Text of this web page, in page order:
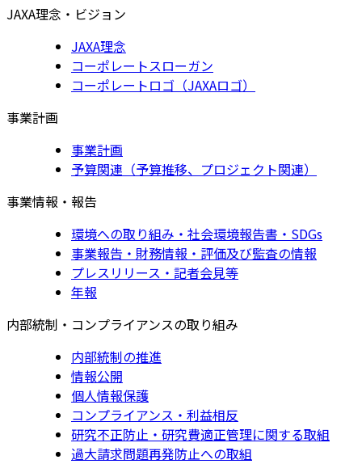
JAXA理念・ビジョン
JAXA理念
コーポレートスローガン
コーポレートロゴ（JAXAロゴ）
事業計画
事業計画
予算関連（予算推移、プロジェクト関連）
事業情報・報告
環境への取り組み・社会環境報告書・SDGs
事業報告・財務情報・評価及び監査の情報
プレスリリース・記者会見等
年報
内部統制・コンプライアンスの取り組み
内部統制の推進
情報公開
個人情報保護
コンプライアンス・利益相反
研究不正防止・研究費適正管理に関する取組
過大請求問題再発防止への取組